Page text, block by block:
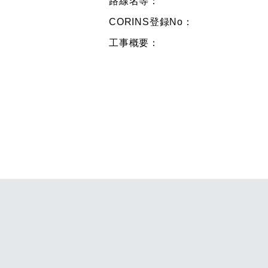
CORINS登録No：
工事概要：